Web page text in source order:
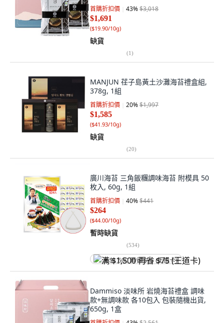
首購折扣價 43%$3,018
$1,691
($19.90/10g)
缺貨
(1)
MANJUN 荏子島黃土沙灘海苔禮盒組,
378g, 1組
首購折扣價 20%$1,997
$1,585
($41.93/10g)
缺貨
(20)
廣川海苔 三角飯糰調味海苔 附模具 50
枚入, 60g, 1組
首購折扣價 40%$441
$264
($44.00/10g)
暫時缺貨
(534)
满 $1,500 再省 $75 (王道卡)
Dammiso 淡味所 岩燒海苔禮盒 調味
款+無調味款 各10包入 包裝隨機出貨,
650g, 1盒